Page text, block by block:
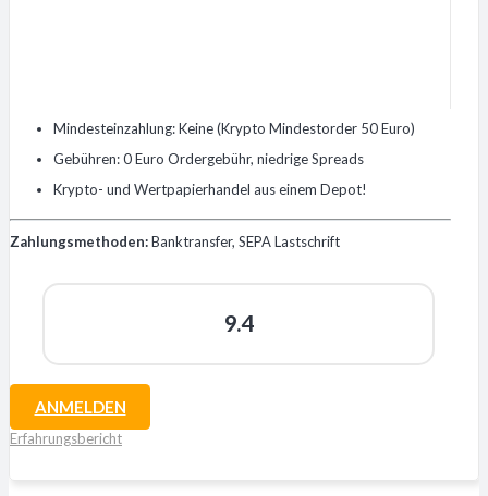
Mindesteinzahlung: Keine (Krypto Mindestorder 50 Euro)
Gebühren: 0 Euro Ordergebühr, niedrige Spreads
Krypto- und Wertpapierhandel aus einem Depot!
Zahlungsmethoden:Banktransfer, SEPA Lastschrift
9.4
ANMELDEN
Erfahrungsbericht